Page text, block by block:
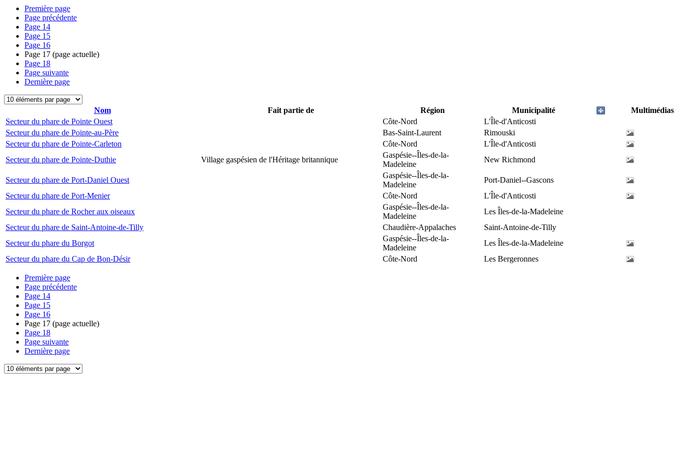
Première page
Page précédente
Page 14
Page 15
Page 16
Page 17 (page actuelle)
Page 18
Page suivante
Dernière page
Nom Fait partie de Région Municipalité
Multimédias
Secteur du phare de Pointe Ouest
Côte-Nord
L'Île-d'Anticosti
Secteur du phare de Pointe-au-Père
Bas-Saint-Laurent
Rimouski
Secteur du phare de Pointe-Carleton
Côte-Nord
L'Île-d'Anticosti
Secteur du phare de Pointe-Duthie
Village gaspésien de l'Héritage britannique
Gaspésie--Îles-de-la-
Madeleine
New Richmond
Secteur du phare de Port-Daniel Ouest
Gaspésie--Îles-de-la-
Madeleine
Port-Daniel--Gascons
Secteur du phare de Port-Menier
Côte-Nord
L'Île-d'Anticosti
Secteur du phare de Rocher aux oiseaux
Gaspésie--Îles-de-la-
Madeleine
Les Îles-de-la-Madeleine
Secteur du phare de Saint-Antoine-de-Tilly
Chaudière-Appalaches
Saint-Antoine-de-Tilly
Secteur du phare du Borgot
Gaspésie--Îles-de-la-
Madeleine
Les Îles-de-la-Madeleine
Secteur du phare du Cap de Bon-Désir
Côte-Nord Les Bergeronnes
Première page
Page précédente
Page 14
Page 15
Page 16
Page 17 (page actuelle)
Page 18
Page suivante
Dernière page